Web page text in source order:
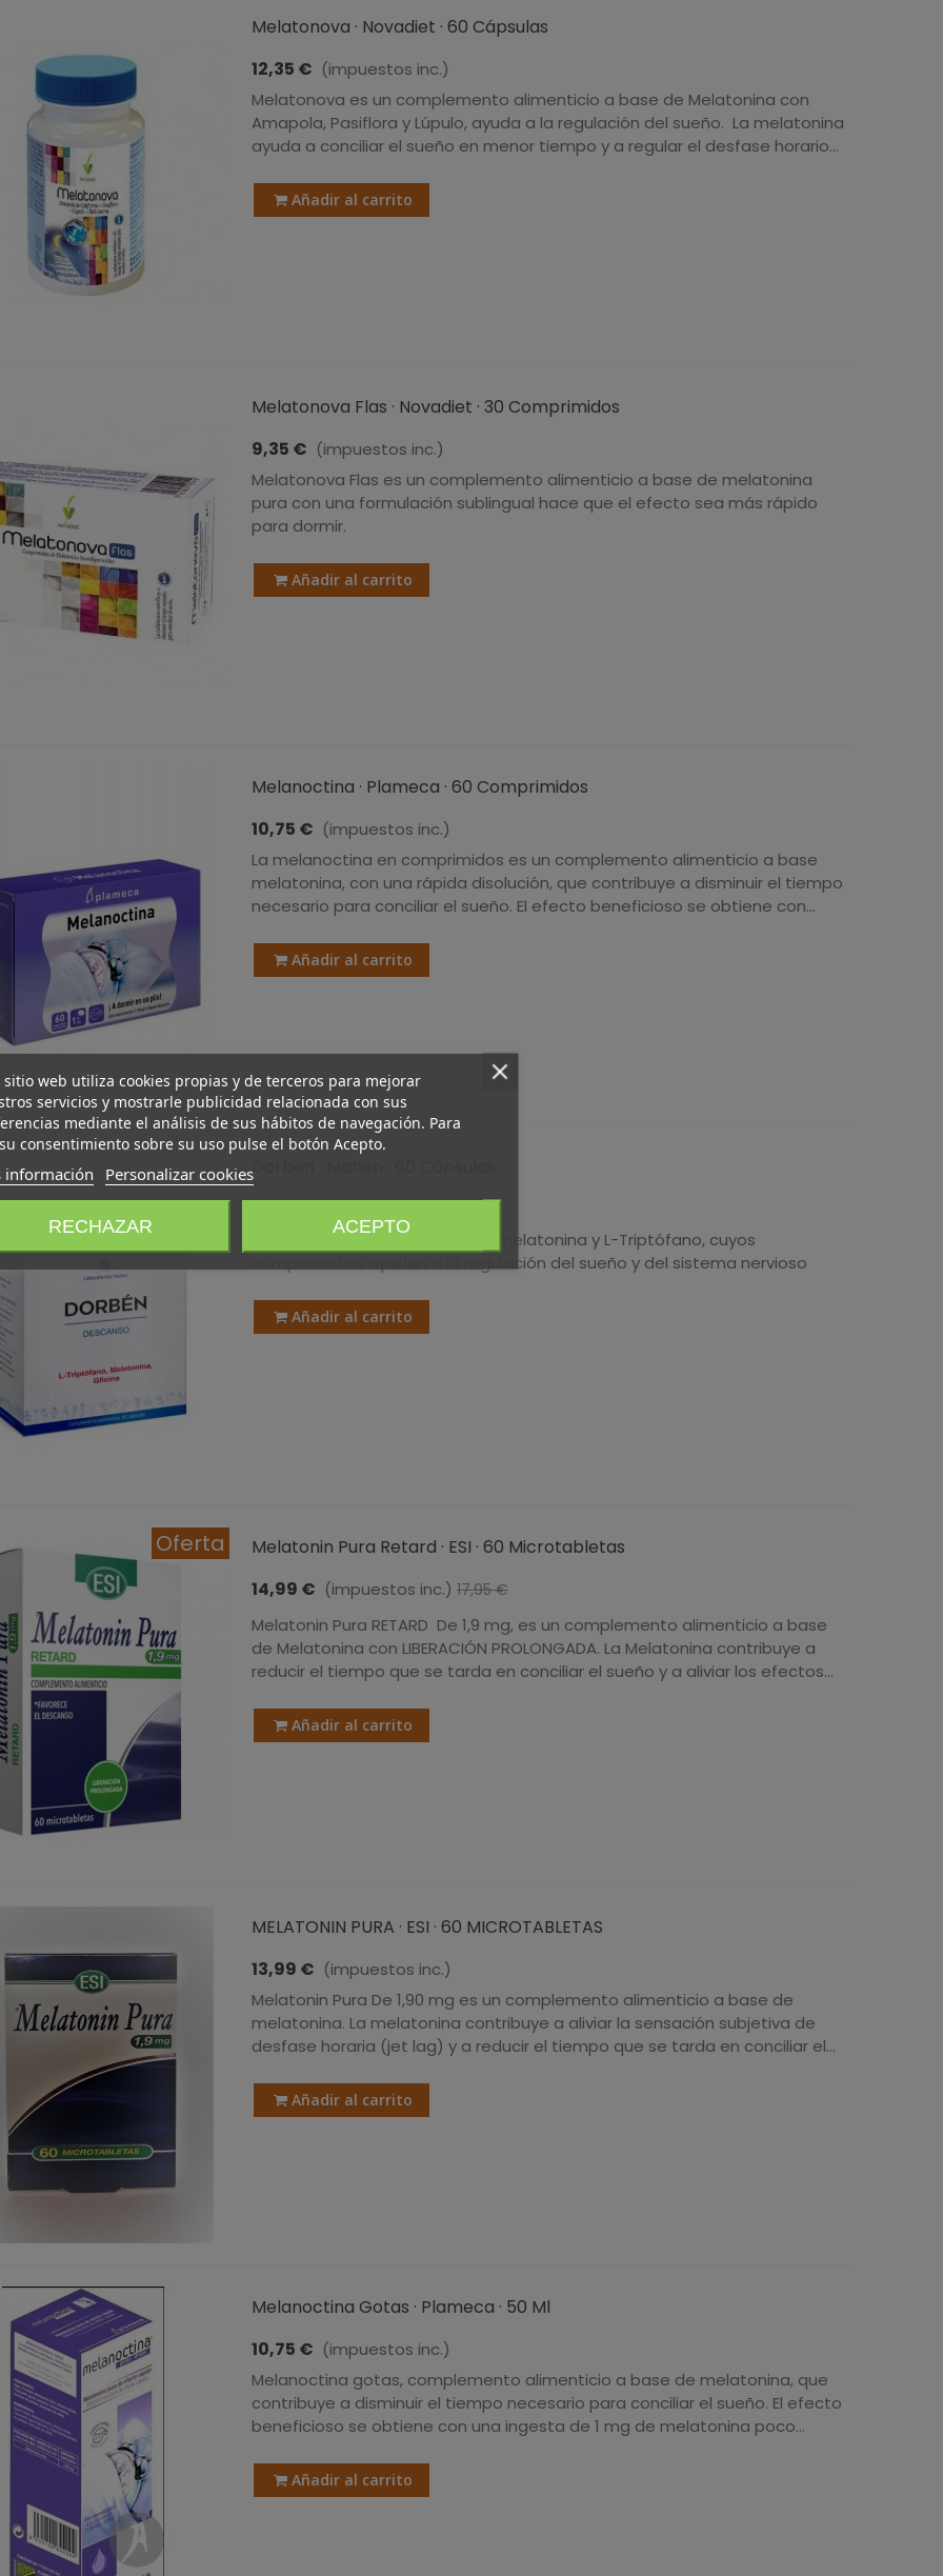
Melatonova · Novadiet · 60 Cápsulas
12,35 € (impuestos inc.)
Melatonova es un complemento alimenticio a base de Melatonina con
Amapola, Pasiflora y Lúpulo, ayuda a la regulación del sueño. La melatonina
ayuda a conciliar el sueño en menor tiempo y a regular el desfase horario...
Añadir al carrito
Melatonova Flas · Novadiet · 30 Comprimidos
9,35 € (impuestos inc.)
Melatonova Flas es un complemento alimenticio a base de melatonina
pura con una formulación sublingual hace que el efecto sea más rápido
para dormir.
Añadir al carrito
Melanoctina · Plameca · 60 Comprimidos
10,75 € (impuestos inc.)
La melanoctina en comprimidos es un complemento alimenticio a base
melatonina, con una rápida disolución, que contribuye a disminuir el tiempo
necesario para conciliar el sueño. El efecto beneficioso se obtiene con...
Añadir al carrito
Dorbén · Mahen · 60 Cápsulas
Complemento alimenticio con melatonina y L-Triptófano, cuyos
componentes ayudan a la regulación del sueño y del sistema nervioso
Añadir al carrito
Oferta
Melatonin Pura Retard · ESI · 60 Microtabletas
14,99 € (impuestos inc.) 17,95 €
Melatonin Pura RETARD De 1,9 mg, es un complemento alimenticio a base
de Melatonina con LIBERACIÓN PROLONGADA. La Melatonina contribuye a
reducir el tiempo que se tarda en conciliar el sueño y a aliviar los efectos...
Añadir al carrito
MELATONIN PURA · ESI · 60 MICROTABLETAS
13,99 € (impuestos inc.)
Melatonin Pura De 1,90 mg es un complemento alimenticio a base de
melatonina. La melatonina contribuye a aliviar la sensación subjetiva de
desfase horaria (jet lag) y a reducir el tiempo que se tarda en conciliar el...
Añadir al carrito
Melanoctina Gotas · Plameca · 50 Ml
10,75 € (impuestos inc.)
Melanoctina gotas, complemento alimenticio a base de melatonina, que
contribuye a disminuir el tiempo necesario para conciliar el sueño. El efecto
beneficioso se obtiene con una ingesta de 1 mg de melatonina poco...
Añadir al carrito
sitio web utiliza cookies propias y de terceros para mejorar
servicios y mostrarle publicidad relacionada con sus
mediante el análisis de sus hábitos de navegación. Para
consentimiento sobre su uso pulse el botón Acepto.
información Personalizar cookies
RECHAZAR ACEPTO